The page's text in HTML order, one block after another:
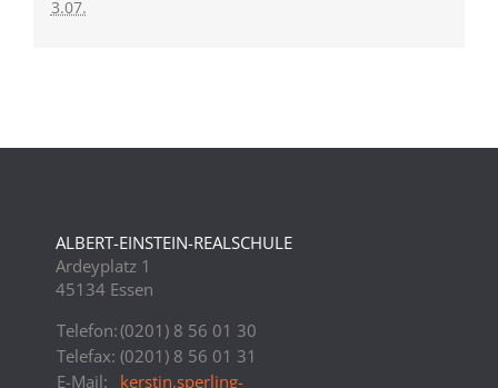
3.07.
ALBERT-EINSTEIN-REALSCHULE
Ardeyplatz 1
45134 Essen
Telefon:(0201) 8 56 01 30
Telefax: (0201) 8 56 01 31
E-Mail:
kerstin.sperling-